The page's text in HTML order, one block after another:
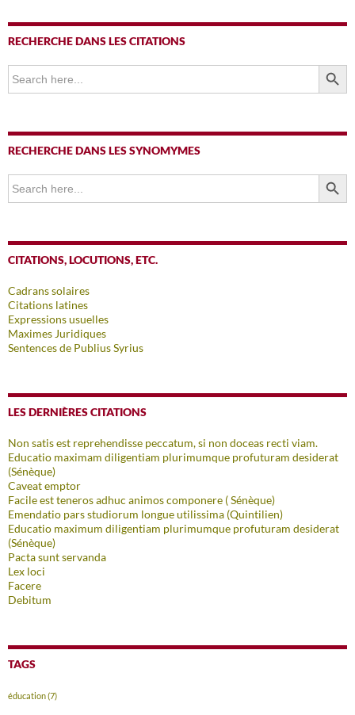
RECHERCHE DANS LES CITATIONS
Search
for:
SEARCH
RECHERCHE DANS LES SYNOMYMES
Search
for:
SEARCH
CITATIONS, LOCUTIONS, ETC.
Cadrans solaires
Citations latines
Expressions usuelles
Maximes Juridiques
Sentences de Publius Syrius
LES DERNIÈRES CITATIONS
Non satis est reprehendisse peccatum, si non doceas recti viam.
Educatio maximam diligentiam plurimumque profuturam desiderat
(Sénèque)
Caveat emptor
Facile est teneros adhuc animos componere ( Sénèque)
Emendatio pars studiorum longue utilissima (Quintilien)
Educatio maximum diligentiam plurimumque profuturam desiderat
(Sénèque)
Pacta sunt servanda
Lex loci
Facere
Debitum
TAGS
éducation(7)